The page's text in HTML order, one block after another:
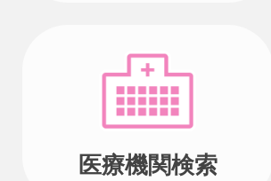
医療機関検索